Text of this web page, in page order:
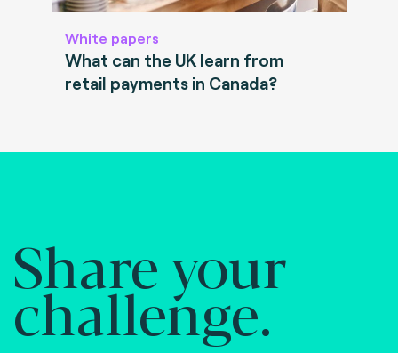
White papers
What can the UK learn from
retail payments in Canada?
Share your
challenge.